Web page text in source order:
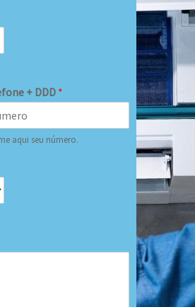
+ DDD *
aqui seu número.